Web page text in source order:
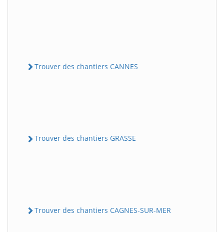
Trouver des chantiers CANNES
Trouver des chantiers GRASSE
Trouver des chantiers CAGNES-SUR-MER